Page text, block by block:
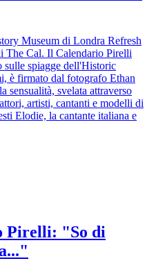
Museum di Londra Refresh
The Cal. Il Calendario Pirelli
sulle spiagge dell'Historic
è firmato dal fotografo Ethan
sensualità, svelata attraverso
artisti, cantanti e modelli di
Elodie, la cantante italiana e
Pirelli: "So di